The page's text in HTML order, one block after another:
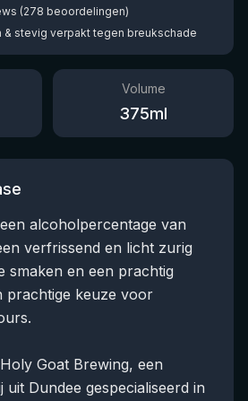
(278 beoordelingen)
& stevig verpakt tegen breukschade
Volume
375ml
alcoholpercentage van
verfrissend en licht zurig
smaken en een prachtig
prachtige keuze voor
Goat Brewing, een
Dundee gespecialiseerd in